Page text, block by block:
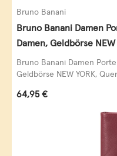
Bruno Banani
Bruno Banani Damen
Damen, Geldbörse
schwarz
Bruno Banani Damen
Geldbörse NEW YORK,
Regulärer Preis:
64,95 €